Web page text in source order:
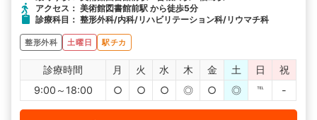
アクセス： 美術館図書館前駅 から徒歩5分
診療科目： 整形外科/内科/リハビリテーション科/リウマチ科
整形外科 土曜日 駅チカ
診療時間 月 火 水 木 金 土 日
祝
9:00～18:00
○ ○ ○ ◎ ○ ◎ ℡ -